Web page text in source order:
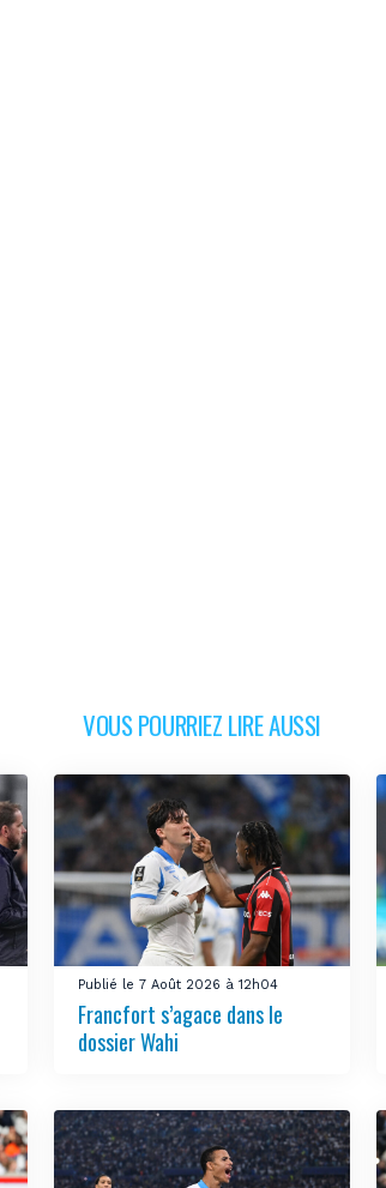
VOUS POURRIEZ LIRE AUSSI
Publié le 7 Août 2026 à 12h04
Francfort s’agace dans le
dossier Wahi